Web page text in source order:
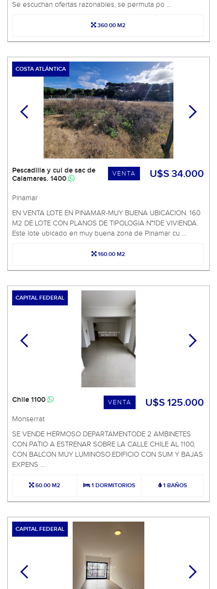
Se escuchan ofertas razonables, se permuta po ...
360.00 M2
COSTA ATLÁNTICA
U$S 34.000
VENTA
Pescadilla y cul de sac de
Calamares. 1400
Pinamar
EN VENTA LOTE EN PINAMAR-MUY BUENA UBICACION. 160
M2 DE LOTE CON PLANOS DE TIPOLOGIA N°1DE VIVIENDA.
Este lote ubicado en muy buena zona de Pinamar cu ...
160.00 M2
CAPITAL FEDERAL
U$S 125.000
VENTA
Chile 1100
Monserrat
SE VENDE HERMOSO DEPARTAMENTODE 2 AMBINETES
CON PATIO A ESTRENAR SOBRE LA CALLE CHILE AL 1100,
CON BALCON MUY LUMINOSO.EDIFICIO CON SUM Y BAJAS
EXPENS ...
60.00 M2 1 DORMITORIOS 1 BAÑOS
CAPITAL FEDERAL